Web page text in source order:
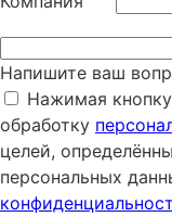
Напишите ваш
Нажимая
обработку
целей,
персональных